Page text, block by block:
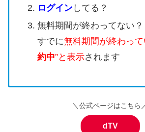
ログインしてる？
無料期間が終わってない？
すでに無料期間が終わって
約中”と表示されます
＼公式ページはこちら
dTV